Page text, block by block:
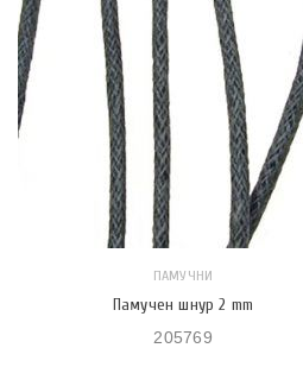
ПАМУЧНИ
Памучен шнур 2 mm
205769